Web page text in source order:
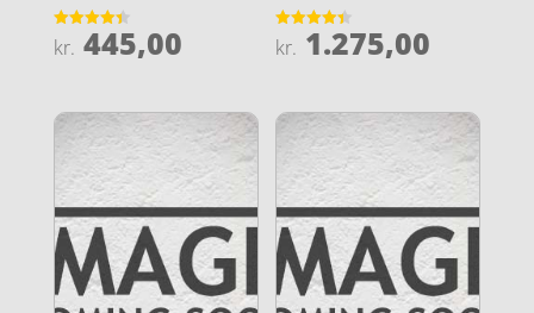
Vurderet
4.4
kr. 445,00
Vurderet
4.4
kr. 1.275,00